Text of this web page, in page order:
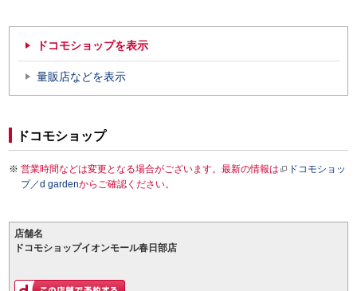
ドコモショップを表示
量販店などを表示
ドコモショップ
営業時間などは変更となる場合がございます。最新の情報は
ドコモショッ
プ／d gardenからご確認ください。
店舗名
ドコモショップイオンモール春日部店